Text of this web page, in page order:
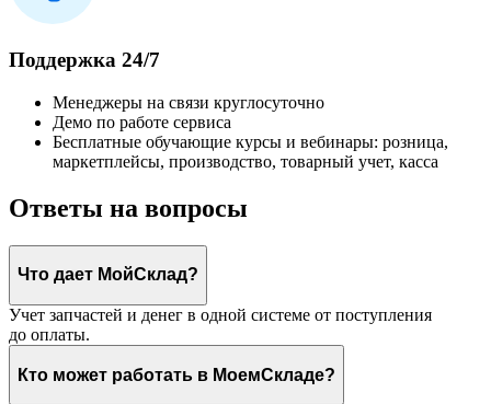
Поддержка 24/7
Менеджеры на связи круглосуточно
Демо по работе сервиса
Бесплатные обучающие курсы и вебинары: розница,
маркетплейсы, производство, товарный учет, касса
Ответы на вопросы
Что дает МойСклад?
Учет запчастей и денег в одной системе от поступления
до оплаты.
Кто может работать в МоемСкладе?